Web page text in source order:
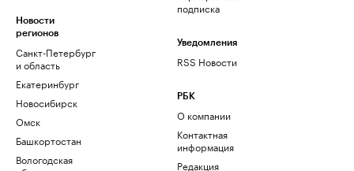
Новости
регионов
Санкт-Петербург
и область
Екатеринбург
Новосибирск
Омск
Башкортостан
Вологодская
подписка
Уведомления
RSS Новости
РБК
О компании
Контактная
информация
Редакция